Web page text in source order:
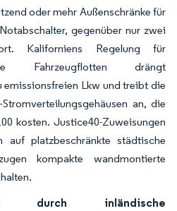
oder mehr Außenschränke für
gegenüber nur zwei
Kaliforniens Regelung für
Fahrzeugflotten drängt
emissionsfreien Lkw und treibt die
an, die
kosten. Justice40-Zuweisungen
auf platzbeschränkte städtische
kompakte wandmontierte
durch inländische